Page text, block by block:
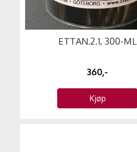
ETTAN.2.1, 300-ML
360,-
Kjøp